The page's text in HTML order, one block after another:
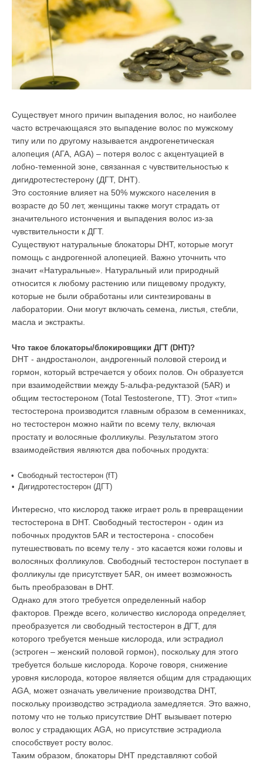
Существует много причин выпадения волос, но наиболее
часто встречающаяся это выпадение волос по мужскому
типу или по другому называется андрогенетическая
алопеция (АГА, AGA) – потеря волос с акцентуацией в
лобно-теменной зоне, связанная с чувствительностью к
дигидротестестерону (ДГТ, DHT).
Это состояние влияет на 50% мужского населения в
возрасте до 50 лет, женщины также могут страдать от
значительного истончения и выпадения волос из-за
чувствительности к ДГТ.
Существуют натуральные блокаторы DHT, которые могут
помощь с андрогенной алопецией. Важно уточнить что
значит «Натуральные». Натуральный или природный
относится к любому растению или пищевому продукту,
которые не были обработаны или синтезированы в
лаборатории. Они могут включать семена, листья, стебли,
масла и экстракты.
Что такое блокаторы/блокировщики ДГТ (DHT)?
DHT - андростанолон, андрогенный половой стероид и
гормон, который встречается у обоих полов. Он образуется
при взаимодействии между 5-альфа-редуктазой (5AR) и
общим тестостероном (Total Testosterone, TT). Этот «тип»
тестостерона производится главным образом в семенниках,
но тестостерон можно найти по всему телу, включая
простату и волосяные фолликулы. Результатом этого
взаимодействия являются два побочных продукта:
• Свободный тестостерон (fT)
• Дигидротестостерон (ДГТ)
Интересно, что кислород также играет роль в превращении
тестостерона в DHT. Свободный тестостерон - один из
побочных продуктов 5AR и тестостерона - способен
путешествовать по всему телу - это касается кожи головы и
волосяных фолликулов. Свободный тестостерон поступает в
фолликулы где присутствует 5AR, он имеет возможность
быть преобразован в DHT.
Однако для этого требуется определенный набор
факторов. Прежде всего, количество кислорода определяет,
преобразуется ли свободный тестостерон в ДГТ, для
которого требуется меньше кислорода, или эстрадиол
(эстроген – женский половой гормон), поскольку для этого
требуется больше кислорода. Короче говоря, снижение
уровня кислорода, которое является общим для страдающих
AGA, может означать увеличение производства DHT,
поскольку производство эстрадиола замедляется. Это важно,
потому что не только присутствие DHT вызывает потерю
волос у страдающих AGA, но присутствие эстрадиола
способствует росту волос.
Таким образом, блокаторы DHT представляют собой